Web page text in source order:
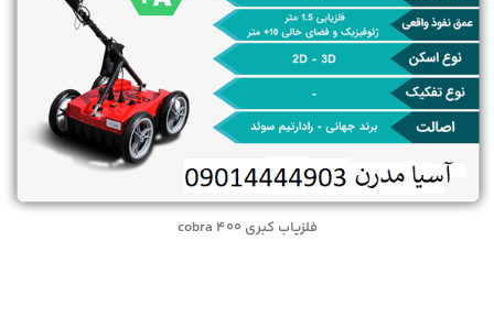
فلزیاب کبری ۴۰۰ cobra